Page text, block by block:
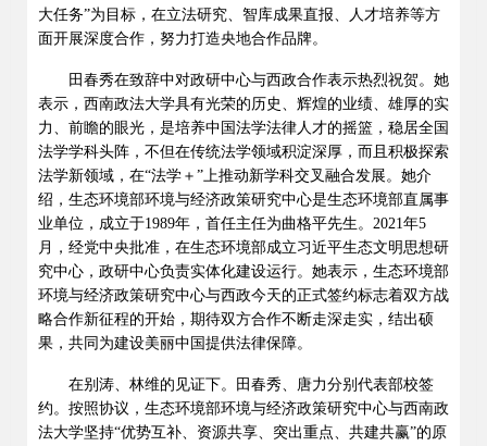
大任务”为目标，在立法研究、智库成果直报、人才培养等方
面开展深度合作，努力打造央地合作品牌。
田春秀在致辞中对政研中心与西政合作表示热烈祝贺。她
表示，西南政法大学具有光荣的历史、辉煌的业绩、雄厚的实
力、前瞻的眼光，是培养中国法学法律人才的摇篮，稳居全国
法学学科头阵，不但在传统法学领域积淀深厚，而且积极探索
法学新领域，在“法学＋ ” 上推动新学科交叉融合发展。她介
绍，生态环境部环境与经济政策研究中心是生态环境部直属事
业单位，成立于1989年，首任主任为曲格平先生。 2021年5
月，经党中央批准，在生态环境部成立习近平生态文明思想研
究中心，政研中心负责实体化建设运行。她表示，生态环境部
环境与经济政策研究中心与西政今天的正式签约标志着双方战
略合作新征程的开始，期待双方合作不断走深走实，结出硕
果，共同为建设美丽中国提供法律保障。
在别涛、林维的见证下。田春秀、唐力分别代表部校签
约。按照协议，生态环境部环境与经济政策研究中心与西南政
法大学坚持“优势互补、资源共享、突出重点、共建共赢”的原